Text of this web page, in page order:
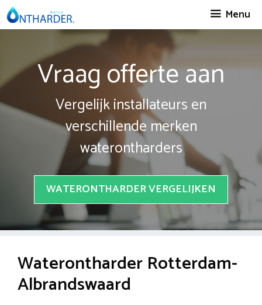
Spring
naar
Menu
Vraag offerte aan
Vergelijk installateurs en
verschillende merken
waterontharders
WATERONTHARDER VERGELIJKEN
Waterontharder Rotterdam-
Albrandswaard